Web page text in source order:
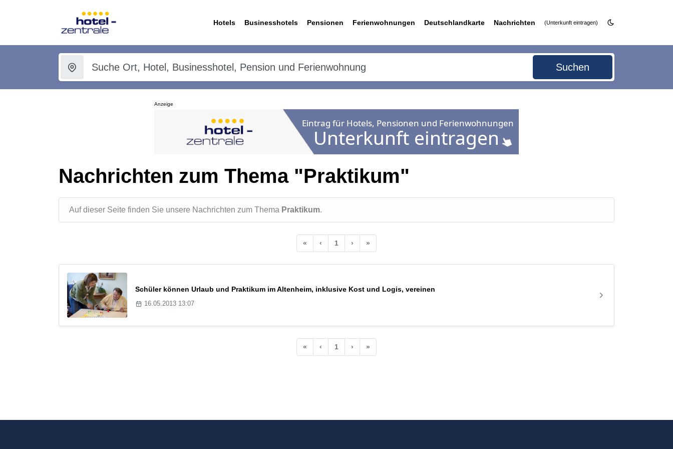
Hotels Businesshotels Pensionen Ferienwohnungen Deutschlandkarte Nachrichten (Unterkunft eintragen)
Suchen
Anzeige
Nachrichten zum Thema "Praktikum"
Auf dieser Seite finden Sie unsere Nachrichten zum Thema Praktikum.
« ‹ 1 › »
Schüler können Urlaub und Praktikum im Altenheim, inklusive Kost und Logis, vereinen
16.05.2013 13:07
« ‹ 1 › »